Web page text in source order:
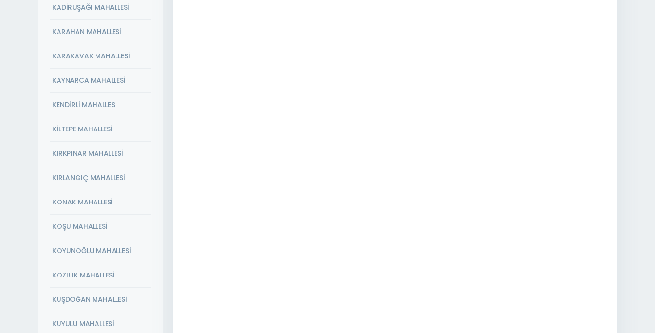
KADİRUŞAĞI MAHALLESİ
KARAHAN MAHALLESİ
KARAKAVAK MAHALLESİ
KAYNARCA MAHALLESİ
KENDİRLİ MAHALLESİ
KİLTEPE MAHALLESİ
KIRKPINAR MAHALLESİ
KIRLANGIÇ MAHALLESİ
KONAK MAHALLESİ
KOŞU MAHALLESİ
KOYUNOĞLU MAHALLESİ
KOZLUK MAHALLESİ
KUŞDOĞAN MAHALLESİ
KUYULU MAHALLESİ